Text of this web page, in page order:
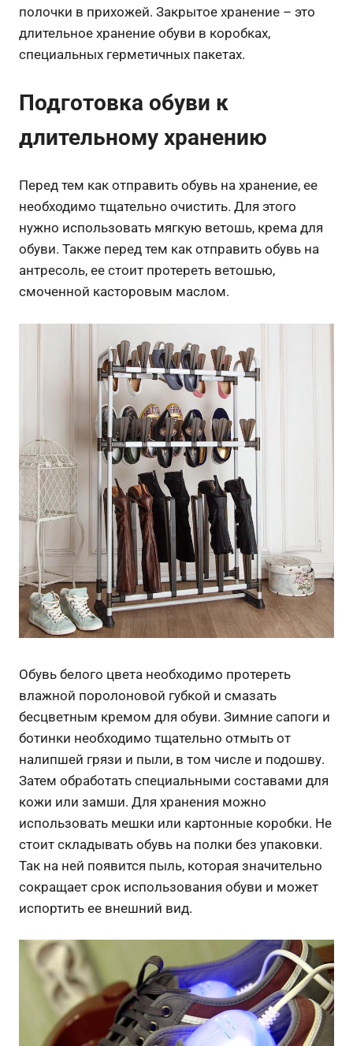
полочки в прихожей. Закрытое хранение – это
длительное хранение обуви в коробках,
специальных герметичных пакетах.
Подготовка обуви к
длительному хранению
Перед тем как отправить обувь на хранение, ее
необходимо тщательно очистить. Для этого
нужно использовать мягкую ветошь, крема для
обуви. Также перед тем как отправить обувь на
антресоль, ее стоит протереть ветошью,
смоченной касторовым маслом.
Обувь белого цвета необходимо протереть
влажной поролоновой губкой и смазать
бесцветным кремом для обуви. Зимние сапоги и
ботинки необходимо тщательно отмыть от
налипшей грязи и пыли, в том числе и подошву.
Затем обработать специальными составами для
кожи или замши. Для хранения можно
использовать мешки или картонные коробки. Не
стоит складывать обувь на полки без упаковки.
Так на ней появится пыль, которая значительно
сокращает срок использования обуви и может
испортить ее внешний вид.